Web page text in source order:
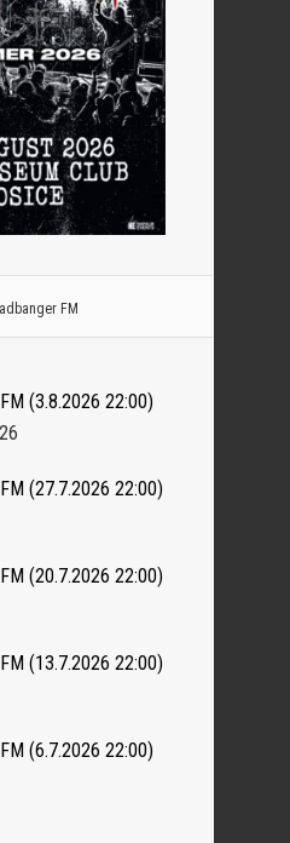
FM
(3.8.2026 22:00)
(27.7.2026 22:00)
(20.7.2026 22:00)
(13.7.2026 22:00)
(6.7.2026 22:00)